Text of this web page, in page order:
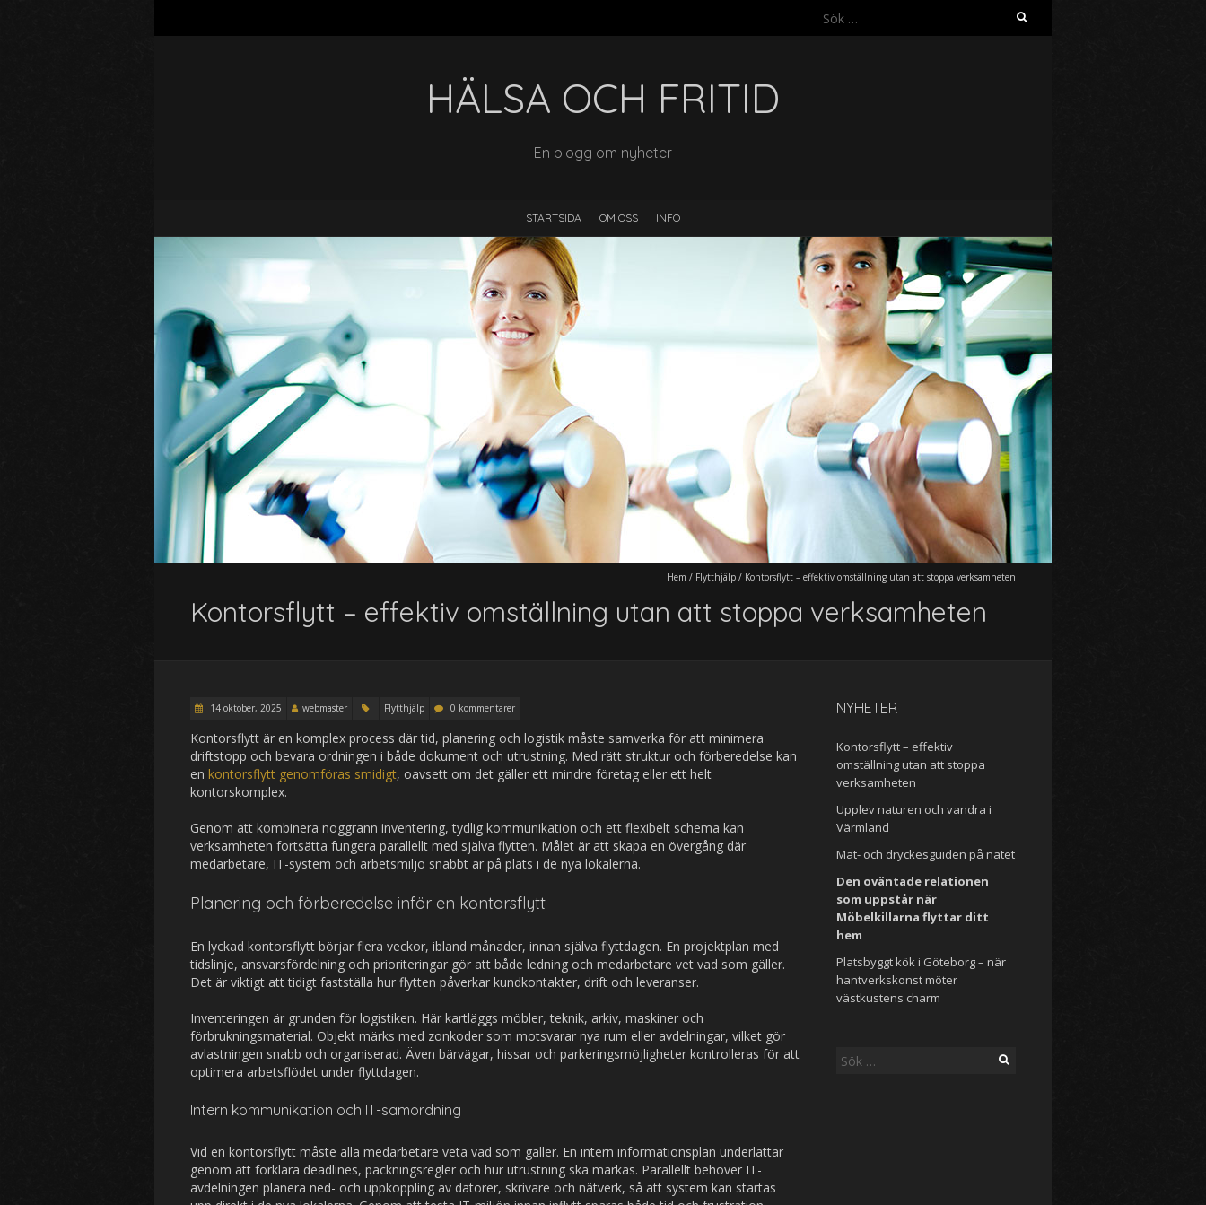
Sök
HÄLSA OCH FRITID
En blogg om nyheter
STARTSIDA OM OSS INFO
Hem / Flytthjälp / Kontorsflytt – effektiv omställning utan att stoppa verksamheten
Kontorsflytt – effektiv omställning utan att stoppa verksamheten
14 oktober, 2025 webmaster Flytthjälp 0 kommentarer
Kontorsflytt är en komplex process där tid, planering och logistik måste samverka för att minimera
driftstopp och bevara ordningen i både dokument och utrustning. Med rätt struktur och förberedelse kan
en kontorsflytt genomföras smidigt, oavsett om det gäller ett mindre företag eller ett helt
kontorskomplex.
Genom att kombinera noggrann inventering, tydlig kommunikation och ett flexibelt schema kan
verksamheten fortsätta fungera parallellt med själva flytten. Målet är att skapa en övergång där
medarbetare, IT-system och arbetsmiljö snabbt är på plats i de nya lokalerna.
Planering och förberedelse inför en kontorsflytt
En lyckad kontorsflytt börjar flera veckor, ibland månader, innan själva flyttdagen. En projektplan med
tidslinje, ansvarsfördelning och prioriteringar gör att både ledning och medarbetare vet vad som gäller.
Det är viktigt att tidigt fastställa hur flytten påverkar kundkontakter, drift och leveranser.
Inventeringen är grunden för logistiken. Här kartläggs möbler, teknik, arkiv, maskiner och
förbrukningsmaterial. Objekt märks med zonkoder som motsvarar nya rum eller avdelningar, vilket gör
avlastningen snabb och organiserad. Även bärvägar, hissar och parkeringsmöjligheter kontrolleras för att
optimera arbetsflödet under flyttdagen.
Intern kommunikation och IT-samordning
Vid en kontorsflytt måste alla medarbetare veta vad som gäller. En intern informationsplan underlättar
genom att förklara deadlines, packningsregler och hur utrustning ska märkas. Parallellt behöver IT-
avdelningen planera ned- och uppkoppling av datorer, skrivare och nätverk, så att system kan startas
NYHETER
Kontorsflytt – effektiv
omställning utan att stoppa
verksamheten
Upplev naturen och vandra i
Värmland
Mat- och dryckesguiden på nätet
Den oväntade relationen
som uppstår när
Möbelkillarna flyttar ditt
hem
Platsbyggt kök i Göteborg – när
hantverkskonst möter
västkustens charm
Sök